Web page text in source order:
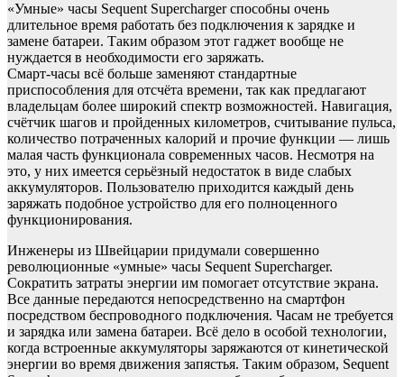
«Умные» часы Sequent Supercharger способны очень
длительное время работать без подключения к зарядке и
замене батареи. Таким образом этот гаджет вообще не
нуждается в необходимости его заряжать.
Смарт-часы всё больше заменяют стандартные
приспособления для отсчёта времени, так как предлагают
владельцам более широкий спектр возможностей. Навигация,
счётчик шагов и пройденных километров, считывание пульса,
количество потраченных калорий и прочие функции — лишь
малая часть функционала современных часов. Несмотря на
это, у них имеется серьёзный недостаток в виде слабых
аккумуляторов. Пользователю приходится каждый день
заряжать подобное устройство для его полноценного
функционирования.
Инженеры из Швейцарии придумали совершенно
революционные «умные» часы Sequent Supercharger.
Сократить затраты энергии им помогает отсутствие экрана.
Все данные передаются непосредственно на смартфон
посредством беспроводного подключения. Часам не требуется
и зарядка или замена батареи. Всё дело в особой технологии,
когда встроенные аккумуляторы заряжаются от кинетической
энергии во время движения запястья. Таким образом, Sequent